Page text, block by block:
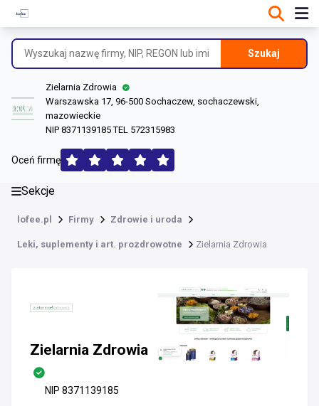
Szukaj
Zielarnia Zdrowia
Warszawska 17, 96-500 Sochaczew, sochaczewski,
mazowieckie
NIP 8371139185 TEL 572315983
Oceń firmę
Sekcje
lofee.pl Firmy Zdrowie i uroda
Leki, suplementy i art. prozdrowotne Zielarnia Zdrowia
Informacje o firmie
Dane rejestrowe
Lokalizacje
Opinie (100)
Zielarnia Zdrowia
NIP 8371139185